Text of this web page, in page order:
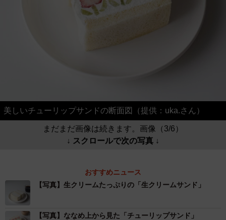
美しいチューリップサンドの断面図（提供：uka.さん）
まだまだ画像は続きます。画像（3/6）
↓ スクロールで次の写真 ↓
おすすめニュース
【写真】生クリームたっぷりの「生クリームサンド」
【写真】ななめ上から見た「チューリップサンド」